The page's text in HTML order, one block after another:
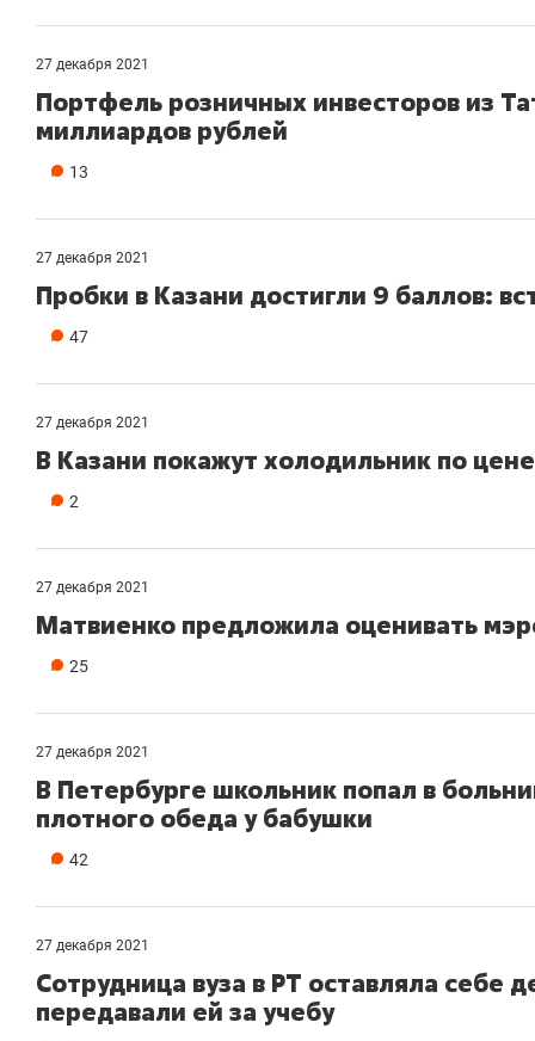
27 декабря 2021
Портфель розничных инвесторов из
миллиардов рублей
13
27 декабря 2021
Пробки в Казани достигли 9 баллов:
47
27 декабря 2021
В Казани покажут холодильник по
2
27 декабря 2021
Матвиенко предложила оценивать
25
27 декабря 2021
В Петербурге школьник попал в
плотного обеда у бабушки
42
27 декабря 2021
Сотрудница вуза в РТ оставляла себе
передавали ей за учебу